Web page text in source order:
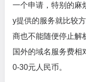
一个申请，特别的麻
y提供的服务就比较
商也不能随便停止解
国外的域名服务费相
0-30元人民币。